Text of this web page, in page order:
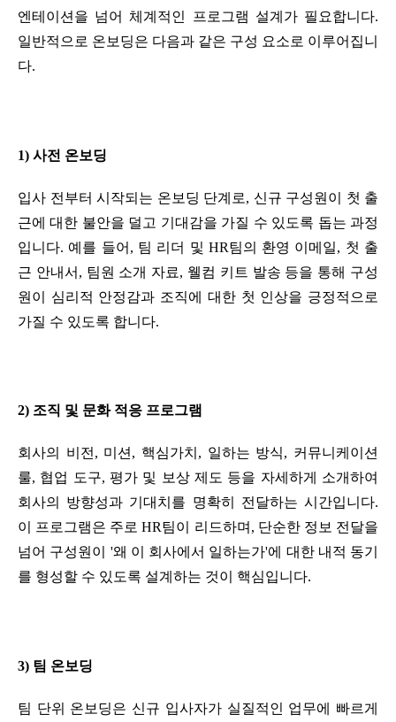
엔테이션을 넘어 체계적인 프로그램 설계가 필요합니다.
일반적으로 온보딩은 다음과 같은 구성 요소로 이루어집니
다.
1) 사전 온보딩
입사 전부터 시작되는 온보딩 단계로, 신규 구성원이 첫 출
근에 대한 불안을 덜고 기대감을 가질 수 있도록 돕는 과정
입니다. 예를 들어, 팀 리더 및 HR팀의 환영 이메일, 첫 출
근 안내서, 팀원 소개 자료, 웰컴 키트 발송 등을 통해 구성
원이 심리적 안정감과 조직에 대한 첫 인상을 긍정적으로
가질 수 있도록 합니다.
2) 조직 및 문화 적응 프로그램
회사의 비전, 미션, 핵심가치, 일하는 방식, 커뮤니케이션
룰, 협업 도구, 평가 및 보상 제도 등을 자세하게 소개하여
회사의 방향성과 기대치를 명확히 전달하는 시간입니다.
이 프로그램은 주로 HR팀이 리드하며, 단순한 정보 전달을
넘어 구성원이 '왜 이 회사에서 일하는가'에 대한 내적 동기
를 형성할 수 있도록 설계하는 것이 핵심입니다.
3) 팀 온보딩
팀 단위 온보딩은 신규 입사자가 실질적인 업무에 빠르게